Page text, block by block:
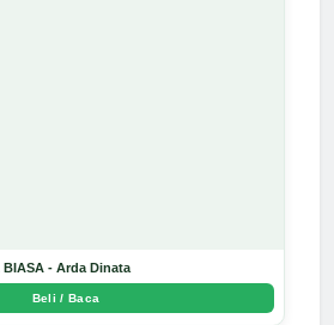
BIASA - Arda Dinata
Beli / Baca